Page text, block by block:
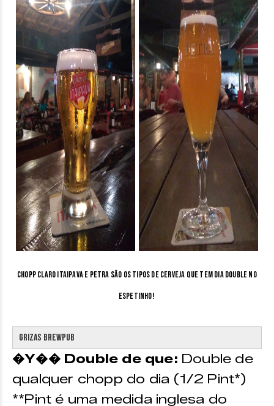
Chopp Claro Itaipava e Petra são os tipos de cerveja que tem dia double no
Espetinho!
Grizas Brewpub
�Y�� Double de que: Double de
qualquer chopp do dia (1/2 Pint*)
**Pint é uma medida inglesa do